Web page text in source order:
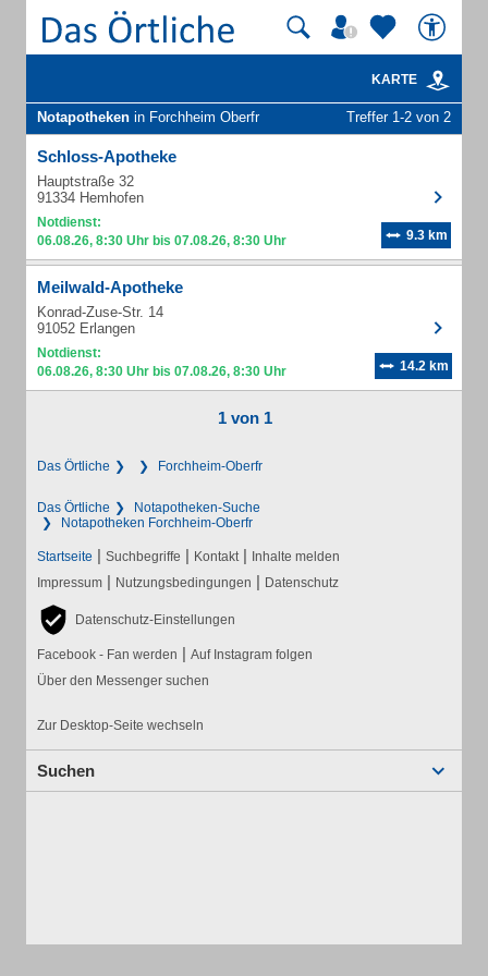
KARTE
Notapotheken in Forchheim Oberfr Treffer 1-2 von 2
Schloss-Apotheke
Hauptstraße 32
91334 Hemhofen
Notdienst:
06.08.26, 8:30 Uhr bis 07.08.26, 8:30 Uhr
9.3 km
Meilwald-Apotheke
Konrad-Zuse-Str. 14
91052 Erlangen
Notdienst:
06.08.26, 8:30 Uhr bis 07.08.26, 8:30 Uhr
14.2 km
1 von 1
Das Örtliche Forchheim-Oberfr
Das Örtliche
Notapotheken-Suche
Notapotheken Forchheim-Oberfr
Startseite | Suchbegriffe | Kontakt | Inhalte melden
Impressum | Nutzungsbedingungen | Datenschutz
Datenschutz-Einstellungen
Facebook - Fan werden | Auf Instagram folgen
Über den Messenger suchen
Zur Desktop-Seite wechseln
Suchen